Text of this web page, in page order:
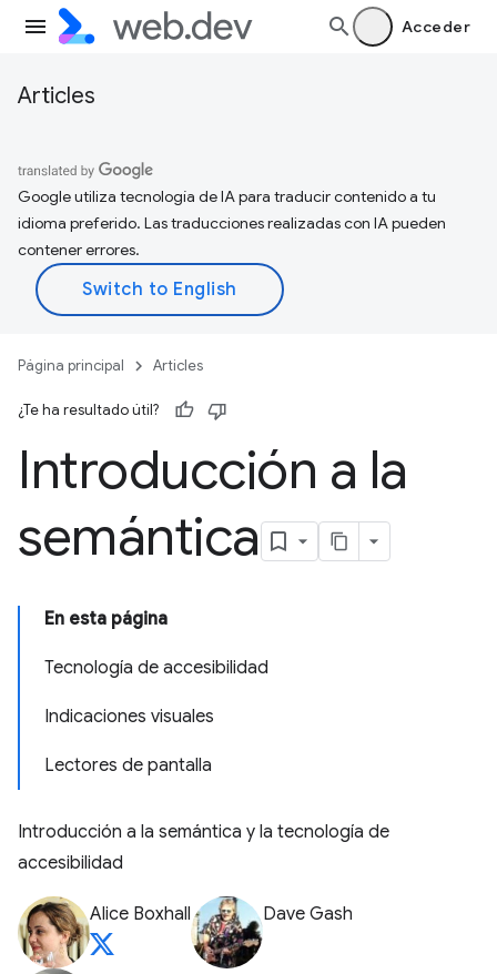
Acceder
Articles
Google utiliza tecnología de IA para traducir contenido a tu
idioma preferido. Las traducciones realizadas con IA pueden
contener errores.
Página principal Articles
¿Te ha resultado útil?
Introducción a la
semántica
En esta página
Tecnología de accesibilidad
Indicaciones visuales
Lectores de pantalla
Introducción a la semántica y la tecnología de
accesibilidad
Alice Boxhall Dave Gash